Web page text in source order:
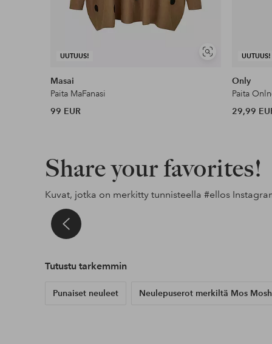
UUTUUS!
Näytä
Masai
Paita MaFanasi
99 EUR
UUTUUS!
Only
Paita
29,99
Share your favorites!
Kuvat, jotka on merkitty tunnisteella #ellos
Julkaissut
sandrashem
Tutustu tarkemmin
Punaiset neuleet Neulepuserot merkiltä Mos Mosh